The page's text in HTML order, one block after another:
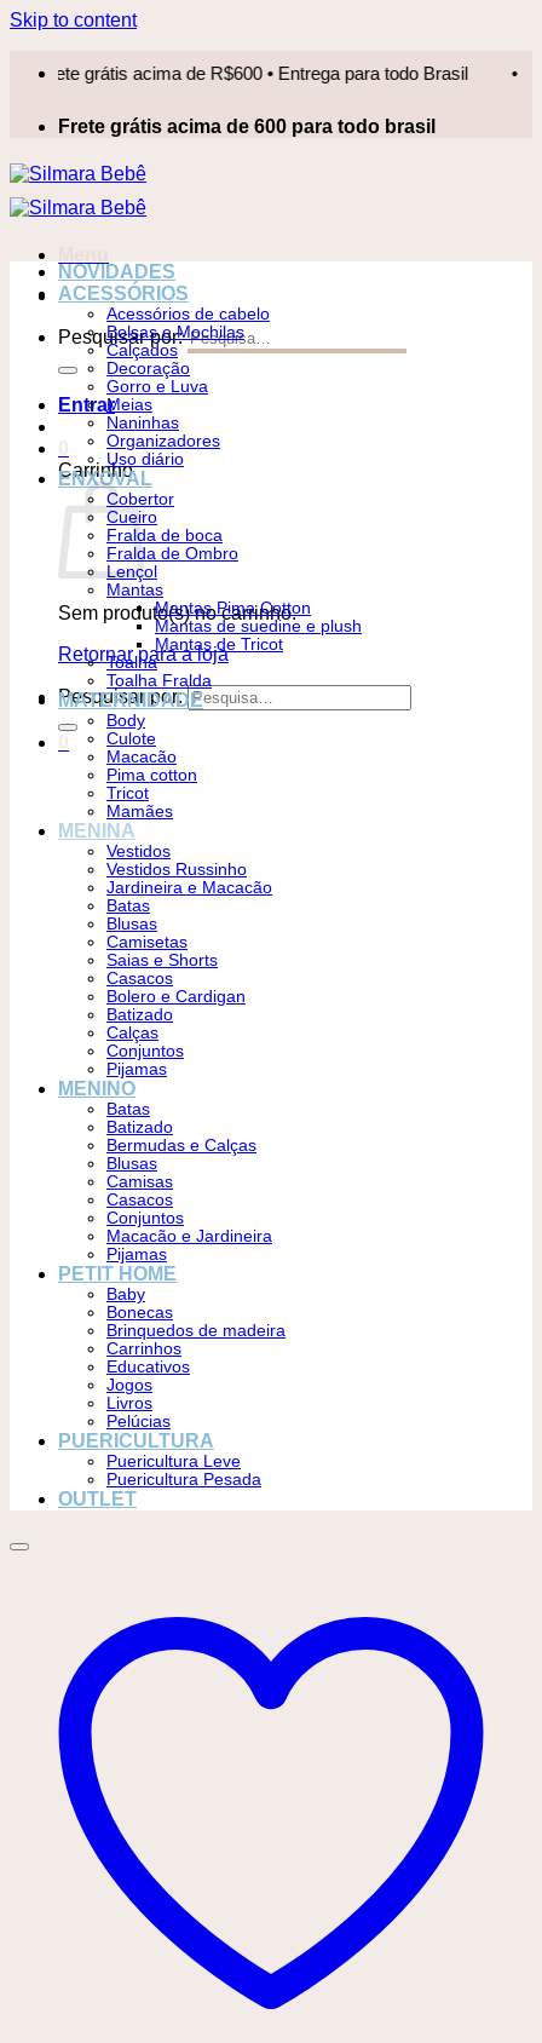
Skip to content
grátis acima de R$600 • Entrega para todo Brasil •
Frete grátis acima de 600 para todo brasil
Pesquisar por:
Entrar
Carrinho
Sem produto(s) no carrinho.
Retornar para a loja
Pesquisar por:
NOVIDADES
ACESSÓRIOS
Acessórios de cabelo
Bolsas e Mochilas
Calçados
Decoração
Gorro e Luva
Meias
Naninhas
Organizadores
Uso diário
ENXOVAL
Cobertor
Cueiro
Fralda de boca
Fralda de Ombro
Lençol
Mantas
Mantas Pima Cotton
Mantas de suedine e plush
Mantas de Tricot
Toalha
Toalha Fralda
MATERNIDADE
Body
Culote
Macacão
Pima cotton
Tricot
Mamães
MENINA
Vestidos
Vestidos Russinho
Jardineira e Macacão
Batas
Blusas
Camisetas
Saias e Shorts
Casacos
Bolero e Cardigan
Batizado
Calças
Conjuntos
Pijamas
MENINO
Batas
Batizado
Bermudas e Calças
Blusas
Camisas
Casacos
Conjuntos
Macacão e Jardineira
Pijamas
PETIT HOME
Baby
Bonecas
Brinquedos de madeira
Carrinhos
Educativos
Jogos
Livros
Pelúcias
PUERICULTURA
Puericultura Leve
Puericultura Pesada
OUTLET